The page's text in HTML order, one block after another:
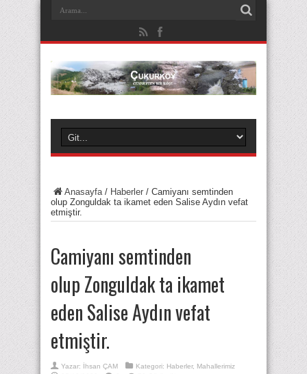
Anasayfa/ Haberler / Camiyanı semtinden
olup Zonguldak ta ikamet eden Salise Aydın vefat
etmiştir.
Camiyanı semtinden
olup Zonguldak ta ikamet
eden Salise Aydın vefat
etmiştir.
Yazar: İhsan ÇAM Kategori: Haberler, Mahallerimiz